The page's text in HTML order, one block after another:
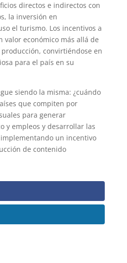
directos e indirectos con
la inversión en
el turismo. Los incentivos a
valor económico más allá de
convirtiéndose en
para el país en su
siendo la misma: ¿cuándo
que compiten por
para generar
y empleos y desarrollar las
un incentivo
de contenido